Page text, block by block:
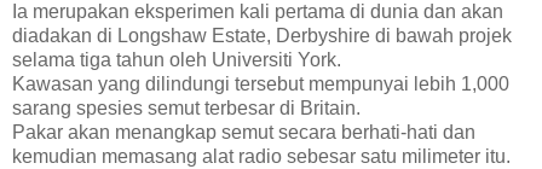
Ia merupakan eksperimen kali pertama di dunia dan akan
diadakan di Longshaw Estate, Derbyshire di bawah projek
selama tiga tahun oleh Universiti York.
Kawasan yang dilindungi tersebut mempunyai lebih 1,000
sarang spesies semut terbesar di Britain.
Pakar akan menangkap semut secara berhati-hati dan
kemudian memasang alat radio sebesar satu milimeter itu.